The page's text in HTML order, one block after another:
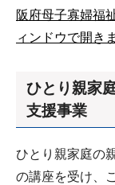
阪府母子寡婦福
ィンドウで開き
ひとり親家
支援事業
ひとり親家庭の
の講座を受け、